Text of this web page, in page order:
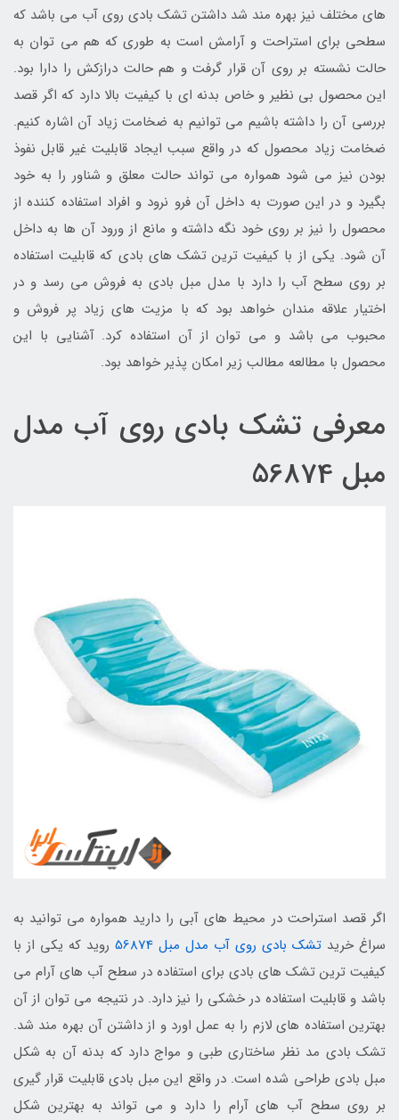
های مختلف نیز بهره مند شد داشتن تشک بادی روی آب می باشد که
سطحی برای استراحت و آرامش است به طوری که هم می توان به
حالت نشسته بر روی آن قرار گرفت و هم حالت درازکش را دارا بود.
این محصول بی نظیر و خاص بدنه ای با کیفیت بالا دارد که اگر قصد
بررسی آن را داشته باشیم می توانیم به ضخامت زیاد آن اشاره کنیم.
ضخامت زیاد محصول که در واقع سبب ایجاد قابلیت غیر قابل نفوذ
بودن نیز می شود همواره می تواند حالت معلق و شناور را به خود
بگیرد و در این صورت به داخل آن فرو نرود و افراد استفاده کننده از
محصول را نیز بر روی خود نگه داشته و مانع از ورود آن ها به داخل
آن شود. یکی از با کیفیت ترین تشک های بادی که قابلیت استفاده
بر روی سطح آب را دارد با مدل مبل بادی به فروش می رسد و در
اختیار علاقه مندان خواهد بود که با مزیت های زیاد پر فروش و
محبوب می باشد و می توان از آن استفاده کرد. آشنایی با این
محصول با مطالعه مطالب زیر امکان پذیر خواهد بود.
معرفی تشک بادی روی آب مدل
مبل 56874
اگر قصد استراحت در محیط های آبی را دارید همواره می توانید به
سراغ خرید تشک بادی روی آب مدل مبل 56874
روید که یکی از با
کیفیت ترین تشک های بادی برای استفاده در سطح آب های آرام می
باشد و قابلیت استفاده در خشکی را نیز دارد. در نتیجه می توان از آن
بهترین استفاده های لازم را به عمل اورد و از داشتن آن بهره مند شد.
تشک بادی مد نظر ساختاری طبی و مواج دارد که بدنه آن به شکل
مبل بادی طراحی شده است. در واقع این مبل بادی قابلیت قرار گیری
بر روی سطح آب های آرام را دارد و می تواند به بهترین شکل